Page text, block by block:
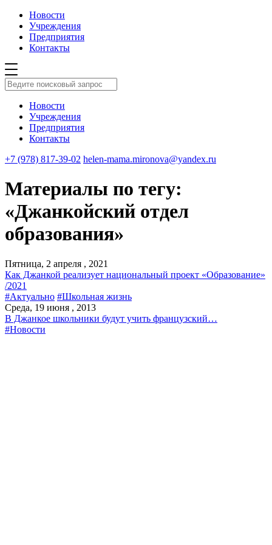
Новости
Учреждения
Предприятия
Контакты
Новости
Учреждения
Предприятия
Контакты
+7 (978) 817-39-02 helen-mama.mironova@yandex.ru
Материалы по тегу:
«Джанкойский отдел
образования»
Пятница, 2 апреля , 2021
Как Джанкой реализует национальный проект «Образование»
/2021
#Актуально #Школьная жизнь
Среда, 19 июня , 2013
В Джанкое школьники будут учить французский…
#Новости